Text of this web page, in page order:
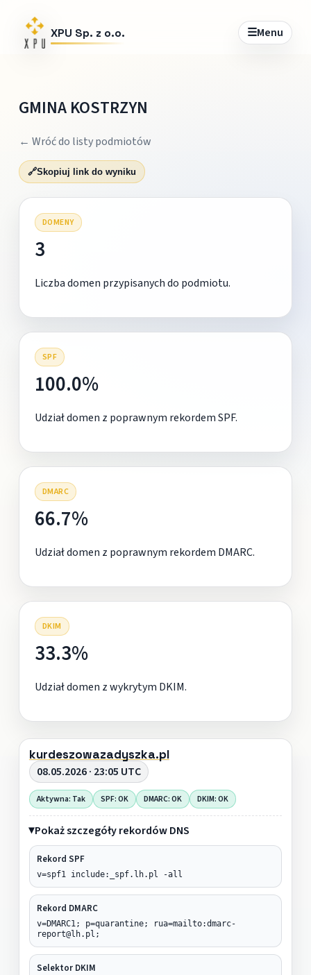
XPU Sp. z o.o. ☰Menu
GMINA KOSTRZYN
← Wróć do listy podmiotów
🔗Skopiuj link do wyniku
DOMENY
3
Liczba domen przypisanych do podmiotu.
SPF
100.0%
Udział domen z poprawnym rekordem SPF.
DMARC
66.7%
Udział domen z poprawnym rekordem DMARC.
DKIM
33.3%
Udział domen z wykrytym DKIM.
kurdeszowazadyszka.pl
08.05.2026 · 23:05 UTC
Aktywna: Tak SPF: OK DMARC: OK DKIM: OK
Pokaż szczegóły rekordów DNS
Rekord SPF
v=spf1 include:_spf.lh.pl -all
Rekord DMARC
v=DMARC1; p=quarantine; rua=mailto:dmarc-
report@lh.pl;
Selektor DKIM